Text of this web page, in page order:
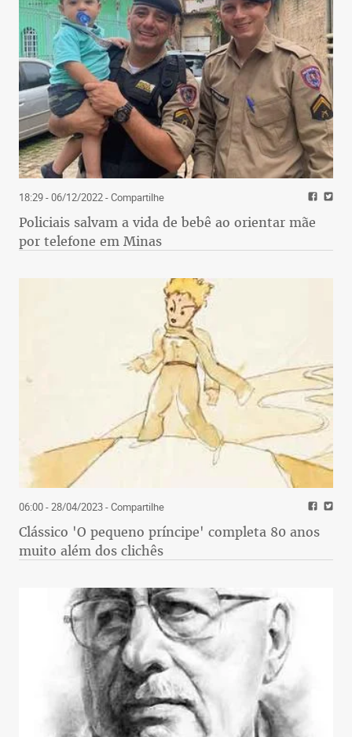
18:29 - 06/12/2022- Compartilhe
Policiais salvam a vida de bebê ao orientar mãe
por telefone em Minas
06:00 - 28/04/2023- Compartilhe
Clássico 'O pequeno príncipe' completa 80 anos
muito além dos clichês